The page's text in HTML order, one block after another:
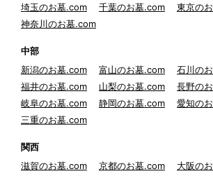
埼玉のお墓.com
千葉のお墓.com
東京の
神奈川のお墓.com
中部
新潟のお墓.com
富山のお墓.com
石川の
福井のお墓.com
山梨のお墓.com
長野の
岐阜のお墓.com
静岡のお墓.com
愛知の
三重のお墓.com
関西
滋賀のお墓.com
京都のお墓.com
大阪の